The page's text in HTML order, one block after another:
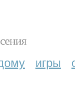
игры